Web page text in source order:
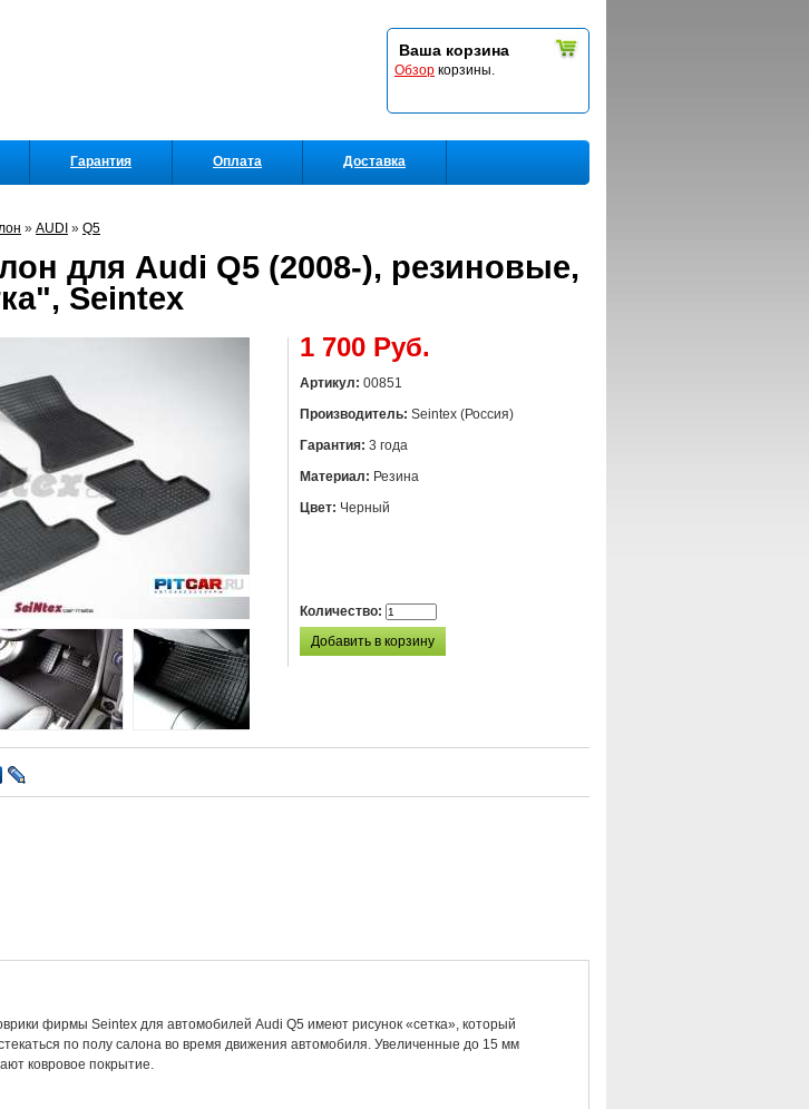
Ваша корзина
Обзор корзины.
» AUDI » Q5
для Audi Q5 (2008-), резиновые,
Seintex
1 700 Руб.
Артикул: 00851
Производитель: Seintex (Россия)
Гарантия: 3 года
Материал: Резина
Цвет: Черный
Количество:
фирмы Seintex для автомобилей Audi Q5 имеют рисунок «сетка», который
по полу салона во время движения автомобиля. Увеличенные до 15 мм
ковровое покрытие.
Гарантия Оплата Доставка